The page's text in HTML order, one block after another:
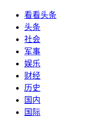
看看头条
头条
社会
军事
娱乐
财经
历史
国内
国际